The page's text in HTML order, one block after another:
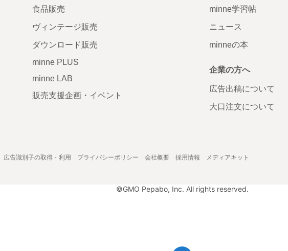
食品販売
ヴィンテージ販売
ダウンロード販売
minne PLUS
minne LAB
販売支援企画・イベント
minne学習帖
ニュース
minneの本
企業の方へ
広告出稿について
大口注文について
広告識別子の取得・利用 プライバシーポリシー 会社概要 採用情報 メディアキット
©GMO Pepabo, Inc. All rights reserved.